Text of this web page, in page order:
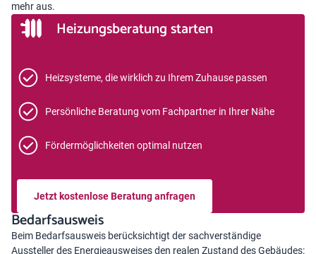
mehr aus.
Heizungsberatung starten
Heizsysteme, die wirklich zu Ihrem Zuhause passen
Persönliche Beratung vom Fachpartner in Ihrer Nähe
Fördermöglichkeiten optimal nutzen
Jetzt kostenlose Beratung anfragen
Bedarfsausweis
Beim Bedarfsausweis berücksichtigt der sachverständige
Aussteller des Energieausweises den realen Zustand des Gebäudes: